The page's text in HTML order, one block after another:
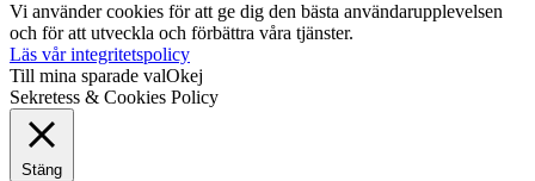
Vi använder cookies för att ge dig den bästa användarupplevelsen
och för att utveckla och förbättra våra tjänster.
Läs vår integritetspolicy
Till mina sparade valOkej
Sekretess & Cookies Policy
Stäng